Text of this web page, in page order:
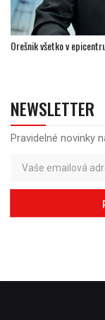
Orešnik všetko v
NEWSLETTER
Pravidelné novinky